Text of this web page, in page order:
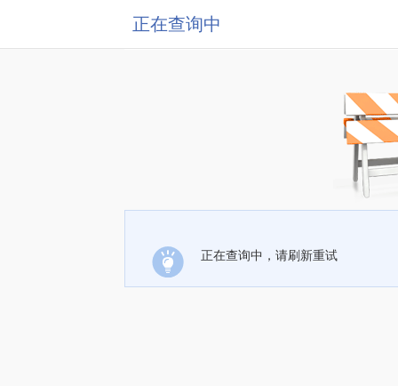
正在查询中
正在查询中，请刷新重试